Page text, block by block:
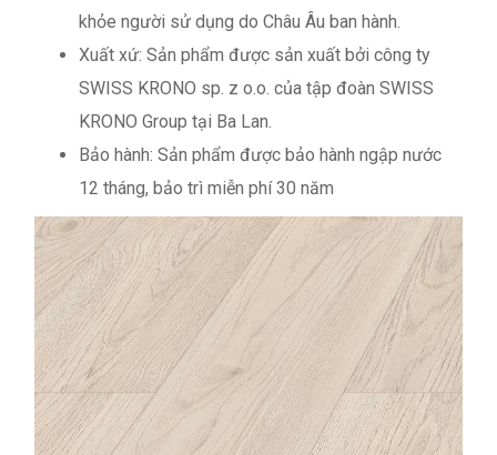
khỏe người sử dụng do Châu Âu ban hành.
Xuất xứ: Sản phẩm được sản xuất bởi công ty
SWISS KRONO sp. z o.o. của tập đoàn SWISS
KRONO Group tại Ba Lan.
Bảo hành: Sản phẩm được bảo hành ngập nước
12 tháng, bảo trì miễn phí 30 năm